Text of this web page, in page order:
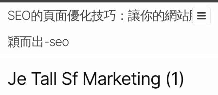
SEO的頁面優化技巧：讓你的網站脫
穎而出-seo
Je Tall Sf Marketing (1)